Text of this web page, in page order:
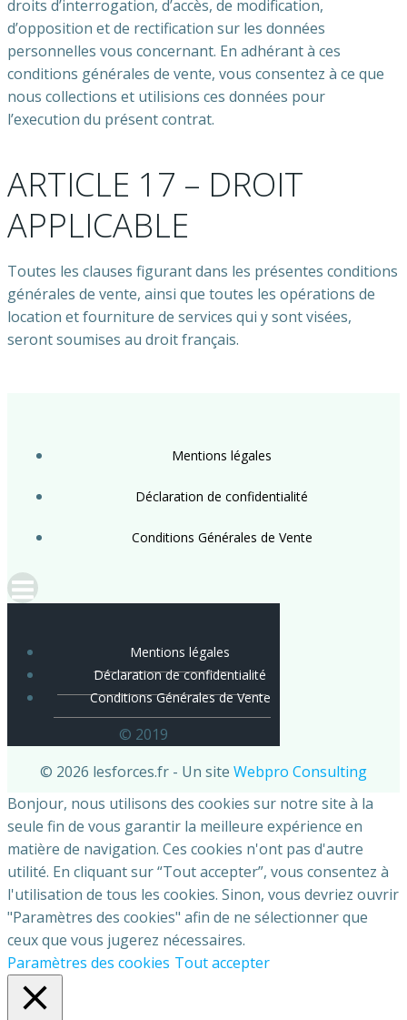
droits d’interrogation, d’accès, de modification,
d’opposition et de rectification sur les données
personnelles vous concernant. En adhérant à ces
conditions générales de vente, vous consentez à ce que
nous collections et utilisions ces données pour
l’execution du présent contrat.
ARTICLE 17 – DROIT
APPLICABLE
Toutes les clauses figurant dans les présentes conditions
générales de vente, ainsi que toutes les opérations de
location et fourniture de services qui y sont visées,
seront soumises au droit français.
Mentions légales
Déclaration de confidentialité
Conditions Générales de Vente
Mentions légales
Déclaration de confidentialité
Conditions Générales de Vente
© 2019
© 2026 lesforces.fr - Un site Webpro Consulting
Bonjour, nous utilisons des cookies sur notre site à la
seule fin de vous garantir la meilleure expérience en
matière de navigation. Ces cookies n'ont pas d'autre
utilité. En cliquant sur “Tout accepter”, vous consentez à
l'utilisation de tous les cookies. Sinon, vous devriez ouvrir
"Paramètres des cookies" afin de ne sélectionner que
ceux que vous jugerez nécessaires.
Paramètres des cookies Tout accepter